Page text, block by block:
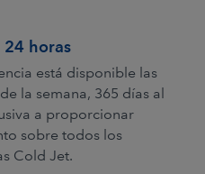
24 horas
está disponible las
la semana, 365 días al
a proporcionar
sobre todos los
Cold Jet.